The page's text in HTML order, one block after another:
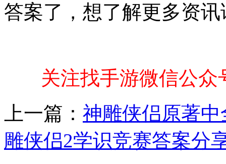
答案了，想了解更多资
关注找手游微信公
上一篇： 神雕侠侣原著
雕侠侣2学识竞赛答案分